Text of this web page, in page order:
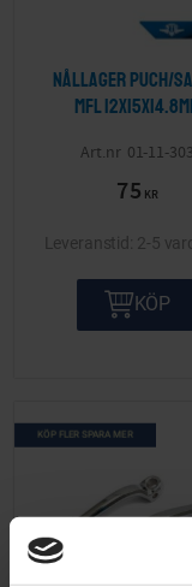
Nållager Puch/
mfl
01-11-303
75 KR
2-5
KÖP
KÖP FLER SPARA MER